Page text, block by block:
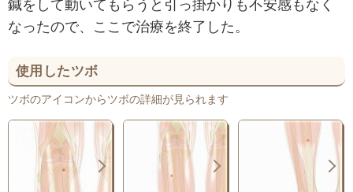
なったので、ここで治療を終了した。
使用したツボ
ツボのアイコンからツボの詳細が見られます